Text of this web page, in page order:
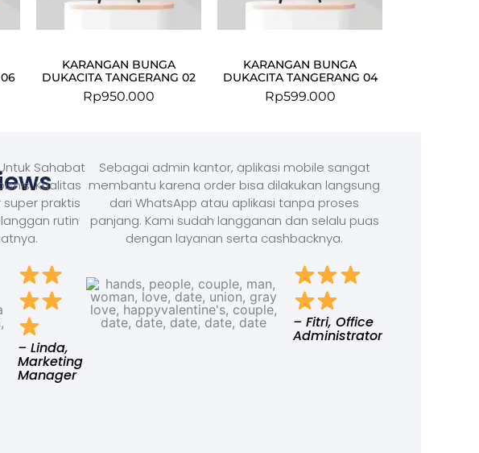
KARANGAN BUNGA
DUKACITA TANGERANG 02
Rp950.000
KARANGAN BUNGA
DUKACITA TANGERANG 04
Rp599.000
Sahabat
Kualitas
praktis
rutin
– Linda,
Marketing
Manager
Sebagai admin kantor, aplikasi mobile sangat
membantu karena order bisa dilakukan langsung
dari WhatsApp atau aplikasi tanpa proses
panjang. Kami sudah langganan dan selalu puas
dengan layanan serta cashbacknya.
– Fitri, Office
Administrator